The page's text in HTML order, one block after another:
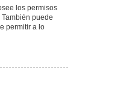
los permisos
puede
permitir a lo